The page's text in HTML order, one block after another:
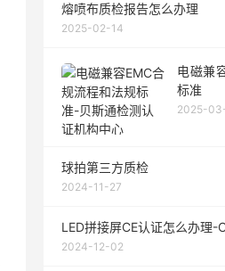
熔喷布质检报告怎么办理
2025-02-14
电磁兼
标准
2025-
球拍第三方质检
2024-11-27
LED拼接屏CE认证怎么办理-
2024-12-02